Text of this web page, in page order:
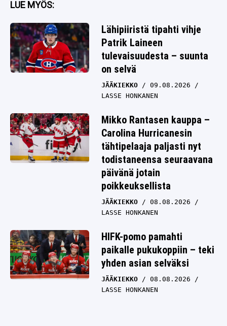
LUE MYÖS:
Lähipiiristä tipahti vihje
Patrik Laineen
tulevaisuudesta – suunta
on selvä
JÄÄKIEKKO
09.08.2026
LASSE HONKANEN
Mikko Rantasen kauppa –
Carolina Hurricanesin
tähtipelaaja paljasti nyt
todistaneensa seuraavana
päivänä jotain
poikkeuksellista
JÄÄKIEKKO
08.08.2026
LASSE HONKANEN
HIFK-pomo pamahti
paikalle pukukoppiin – teki
yhden asian selväksi
JÄÄKIEKKO
08.08.2026
LASSE HONKANEN